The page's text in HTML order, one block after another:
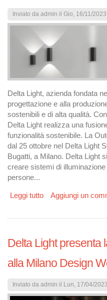
Inviato da admin il Gio, 16/11/
Delta Light, azienda fondata
progettazione e alla
sostenibili e di alta qualità.
Delta Light realizza una
funzionalità sostenibile. La
dal 25 ottobre nel Delta Light
Bugatti, a Milano. Delta Light
creare sistemi di
persone...
Leggi tutto su Collezione
Aggiungi un
Delta Light presenta
alla Milano Design
Inviato da admin il Lun, 17/04/